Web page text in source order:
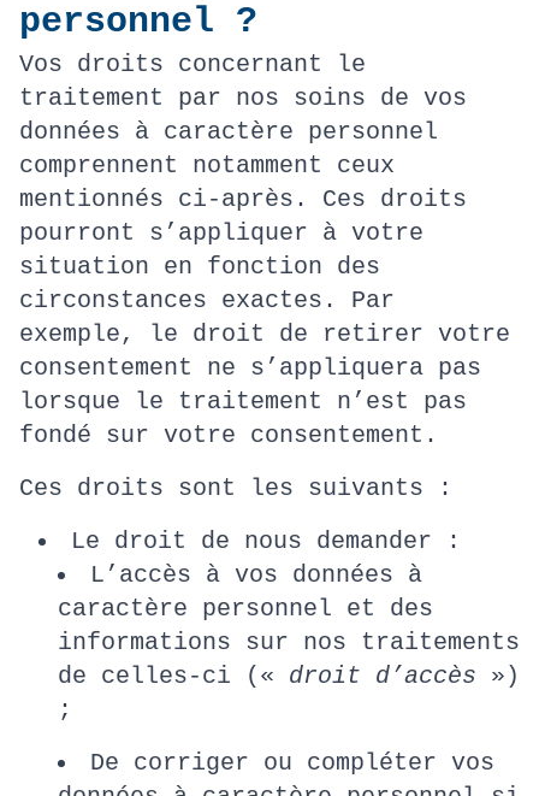
personnel ?
Vos droits concernant le
traitement par nos soins de vos
données à caractère personnel
comprennent notamment ceux
mentionnés ci-après. Ces droits
pourront s’appliquer à votre
situation en fonction des
circonstances exactes. Par
exemple, le droit de retirer votre
consentement ne s’appliquera pas
lorsque le traitement n’est pas
fondé sur votre consentement.
Ces droits sont les suivants :
Le droit de nous demander :
L’accès à vos données à
caractère personnel et des
informations sur nos traitements
de celles-ci (« droit d’accès »)
;
De corriger ou compléter vos